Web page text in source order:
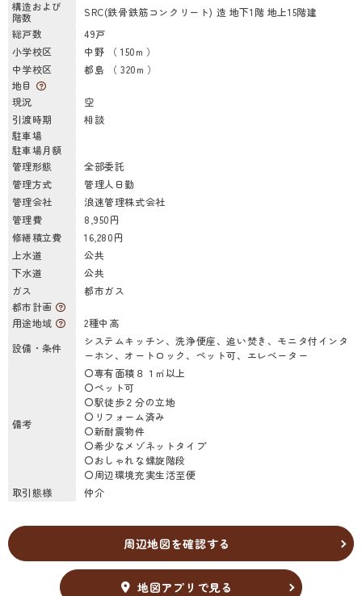
構造および
階数
SRC(鉄骨鉄筋コンクリート) 造 地下1階 地上15階建
総戸数
49戸
小学校区
中野 （ 150m ）
中学校区
都島 （ 320m ）
地目
現況
空
引渡時期
相談
駐車場
駐車場月額
管理形態
全部委託
管理方式
管理人日勤
管理会社
浪速管理株式会社
管理費
8,950円
修繕積立費
16,280円
上水道
公共
下水道
公共
ガス
都市ガス
都市計画
用途地域
2種中高
設備・条件
システムキッチン、洗浄便座、追い焚き、モニタ付インタ
ーホン、オートロック、ペット可、エレベーター
備考
〇専有面積８１㎡以上
〇ペット可
〇駅徒歩２分の立地
〇リフォーム済み
〇新耐震物件
〇希少なメゾネットタイプ
〇おしゃれな螺旋階段
〇周辺環境充実生活至便
取引態様
仲介
周辺地図を確認する
地図アプリで見る